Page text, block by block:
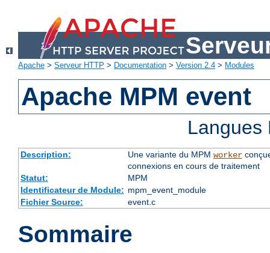
Apache > Serveur HTTP > Documentation > Version 2.4 > Modules
Apache MPM event
Description: Une variante du MPM worker
connexions en cours de traitement
Statut:
MPM
Identificateur de Module: mpm_event_module
Fichier Source:
event.c
Sommaire